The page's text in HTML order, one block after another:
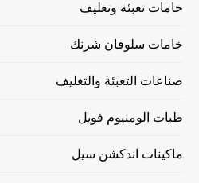
خامات تعبئة وتغليف
خامات سلوفان شرنك
صناعات التعبئة والتغليف
طبات الومنيوم فويل
ماكينات اندكشن سيل